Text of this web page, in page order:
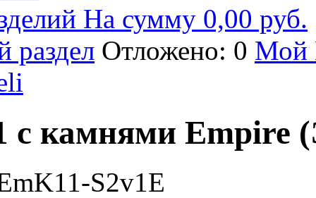
На сумму 0,00 руб.
раздел Отложено: 0 Мой
с камнями Empire
S2v1E